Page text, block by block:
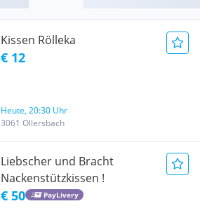
Kissen Rölleka
€ 12
Heute, 20:30 Uhr
3061 Ollersbach
Liebscher und Bracht
Nackenstützkissen !
€ 50 PayLivery